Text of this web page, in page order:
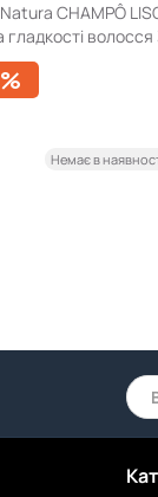
CHAMPÔ
гладкості
Немає в